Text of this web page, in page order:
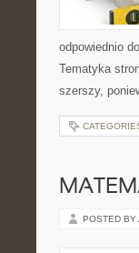
odpowiednio
Tematyka
szerszy,
POSTED BY